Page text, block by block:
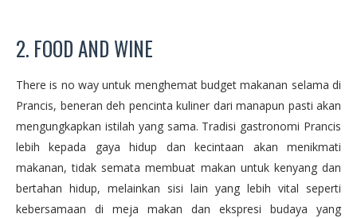
2. FOOD AND WINE
There is no way untuk menghemat budget makanan selama di
Prancis, beneran deh pencinta kuliner dari manapun pasti akan
mengungkapkan istilah yang sama. Tradisi gastronomi Prancis
lebih kepada gaya hidup dan kecintaan akan menikmati
makanan, tidak semata membuat makan untuk kenyang dan
bertahan hidup, melainkan sisi lain yang lebih vital seperti
kebersamaan di meja makan dan ekspresi budaya yang